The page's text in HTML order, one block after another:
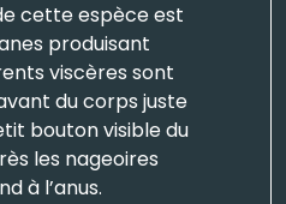
cette espèce est
produisant
viscères sont
du corps juste
bouton visible du
les nageoires
à l’anus.